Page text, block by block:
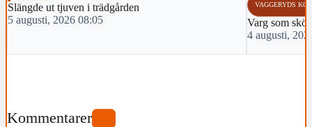
Slängde ut tjuven i trädgården
5 augusti, 2026 08:05
VAGGERYDS
Varg som
4 augusti,
Kommentarer